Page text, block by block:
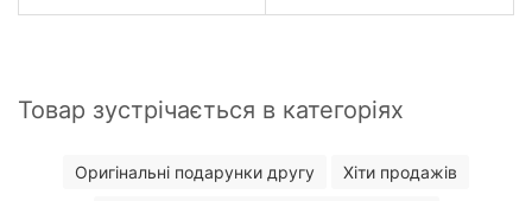
Товар зустрічається в категоріях
Оригінальні подарунки другу Хіти продажів